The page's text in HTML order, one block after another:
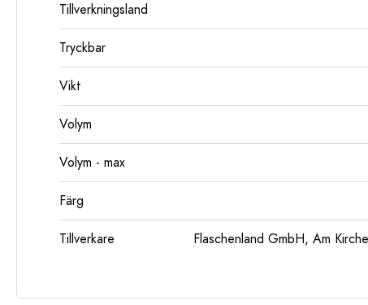
Tillverkningsland
Tryckbar
Vikt
Volym
Volym - max
Färg
Tillverkare
Flaschenland GmbH, Am